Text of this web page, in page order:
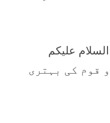
علیکم
قوم کی بہتری